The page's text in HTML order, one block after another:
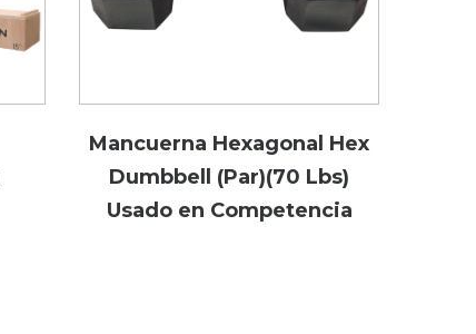
Mancuerna Hexagonal Hex
Dumbbell (Par)(70 Lbs)
Usado en Competencia